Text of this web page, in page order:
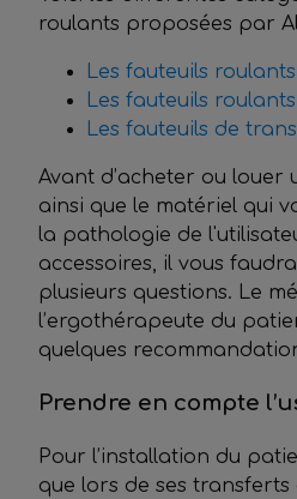
roulants proposées par
Les fauteuils
Les fauteuils
Les fauteuils de
Avant d’acheter ou louer
ainsi que le matériel qui
la pathologie de
accessoires, il vous
plusieurs questions. Le
l’ergothérapeute du
quelques
Prendre en compte
Pour l’installation du
que lors de ses transferts